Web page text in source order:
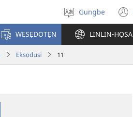
De
ogbè
dopo
Gungbe
WESẸDOTẸN LINLIN-HỌSA
Eksọdusi 11